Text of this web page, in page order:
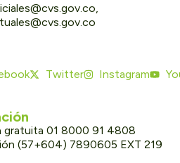
Twitter Instagram
gratuita 01 8000 91 4808
(57+604) 7890605 EXT 219